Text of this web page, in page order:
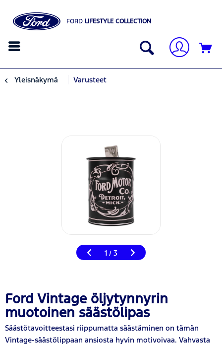
FORD LIFESTYLE COLLECTION
Yleisnäkymä Varusteet
1 / 3
Ford Vintage öljytynnyrin
muotoinen säästölipas
Säästötavoitteestasi riippumatta säästäminen on tämän
Vintage-säästölippaan ansiosta hyvin motivoivaa. Vahvasta